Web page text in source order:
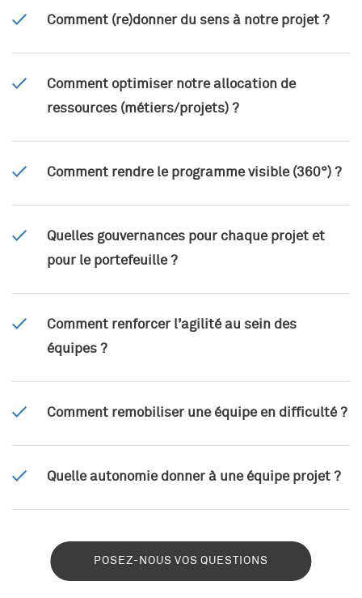
Comment (re)donner du sens à notre projet ?
Comment optimiser notre allocation de
ressources (métiers/projets) ?
Comment rendre le programme visible (360°) ?
Quelles gouvernances pour chaque projet et
pour le portefeuille ?
Comment renforcer l’agilité au sein des
équipes ?
Comment remobiliser une équipe en difficulté ?
Quelle autonomie donner à une équipe projet ?
POSEZ-NOUS VOS QUESTIONS